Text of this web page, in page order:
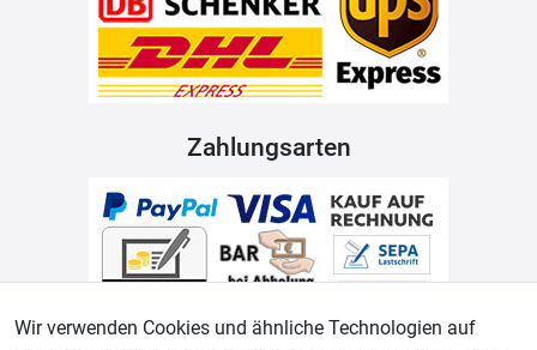
Zahlungsarten
Wir verwenden Cookies und ähnliche Technologien auf